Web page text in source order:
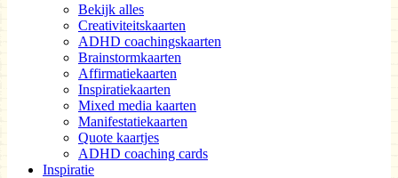
Bekijk alles
Creativiteitskaarten
ADHD coachingskaarten
Brainstormkaarten
Affirmatiekaarten
Inspiratiekaarten
Mixed media kaarten
Manifestatiekaarten
Quote kaartjes
ADHD coaching cards
Inspiratie